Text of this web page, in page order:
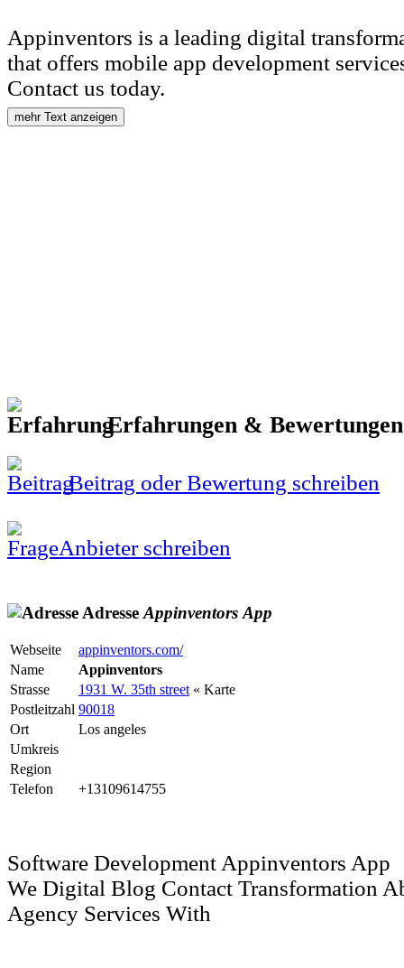
Appinventors is a leading digital
that offers mobile app development
Contact us today.
mehr Text anzeigen
Erfahrungen &
Beitrag oder Bewertung schreiben
Anbieter schreiben
Adresse Appinventors App
Webseite
appinventors.com/
Name
Appinventors
Strasse
1931 W. 35th street« Karte
Postleitzahl 90018
Ort
Los angeles
Umkreis
Region
Telefon
+13109614755
Software Development Appinventors App
We Digital Blog Contact Transformation
Agency Services With